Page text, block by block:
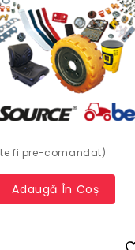
fi pre-comandat)
Adaugă În Coș